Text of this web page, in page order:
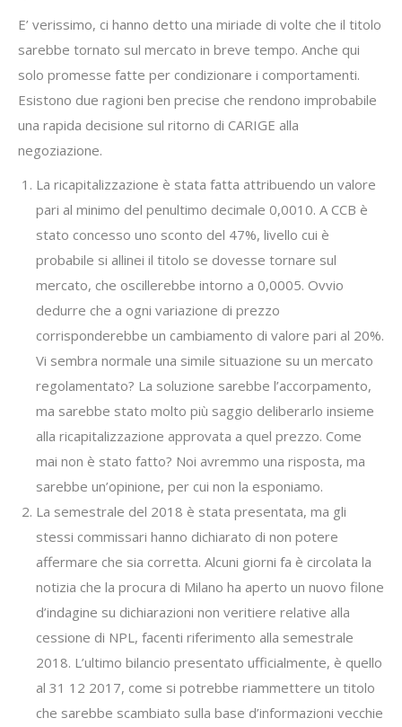
E’ verissimo, ci hanno detto una miriade di volte che il titolo
sarebbe tornato sul mercato in breve tempo. Anche qui
solo promesse fatte per condizionare i comportamenti.
Esistono due ragioni ben precise che rendono improbabile
una rapida decisione sul ritorno di CARIGE alla
negoziazione.
La ricapitalizzazione è stata fatta attribuendo un valore
pari al minimo del penultimo decimale 0,0010. A CCB è
stato concesso uno sconto del 47%, livello cui è
probabile si allinei il titolo se dovesse tornare sul
mercato, che oscillerebbe intorno a 0,0005. Ovvio
dedurre che a ogni variazione di prezzo
corrisponderebbe un cambiamento di valore pari al 20%.
Vi sembra normale una simile situazione su un mercato
regolamentato? La soluzione sarebbe l’accorpamento,
ma sarebbe stato molto più saggio deliberarlo insieme
alla ricapitalizzazione approvata a quel prezzo. Come
mai non è stato fatto? Noi avremmo una risposta, ma
sarebbe un’opinione, per cui non la esponiamo.
La semestrale del 2018 è stata presentata, ma gli
stessi commissari hanno dichiarato di non potere
affermare che sia corretta. Alcuni giorni fa è circolata la
notizia che la procura di Milano ha aperto un nuovo filone
d’indagine su dichiarazioni non veritiere relative alla
cessione di NPL, facenti riferimento alla semestrale
2018. L’ultimo bilancio presentato ufficialmente, è quello
al 31 12 2017, come si potrebbe riammettere un titolo
che sarebbe scambiato sulla base d’informazioni vecchie